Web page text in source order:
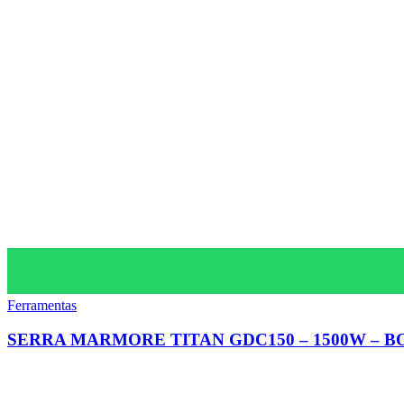
Ferramentas
SERRA MARMORE TITAN GDC150 – 1500W –